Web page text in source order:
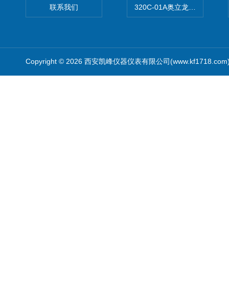
联系我们 320C-01A奥立龙实验室便携
Copyright © 2026 西安凯峰仪器仪表有限公司